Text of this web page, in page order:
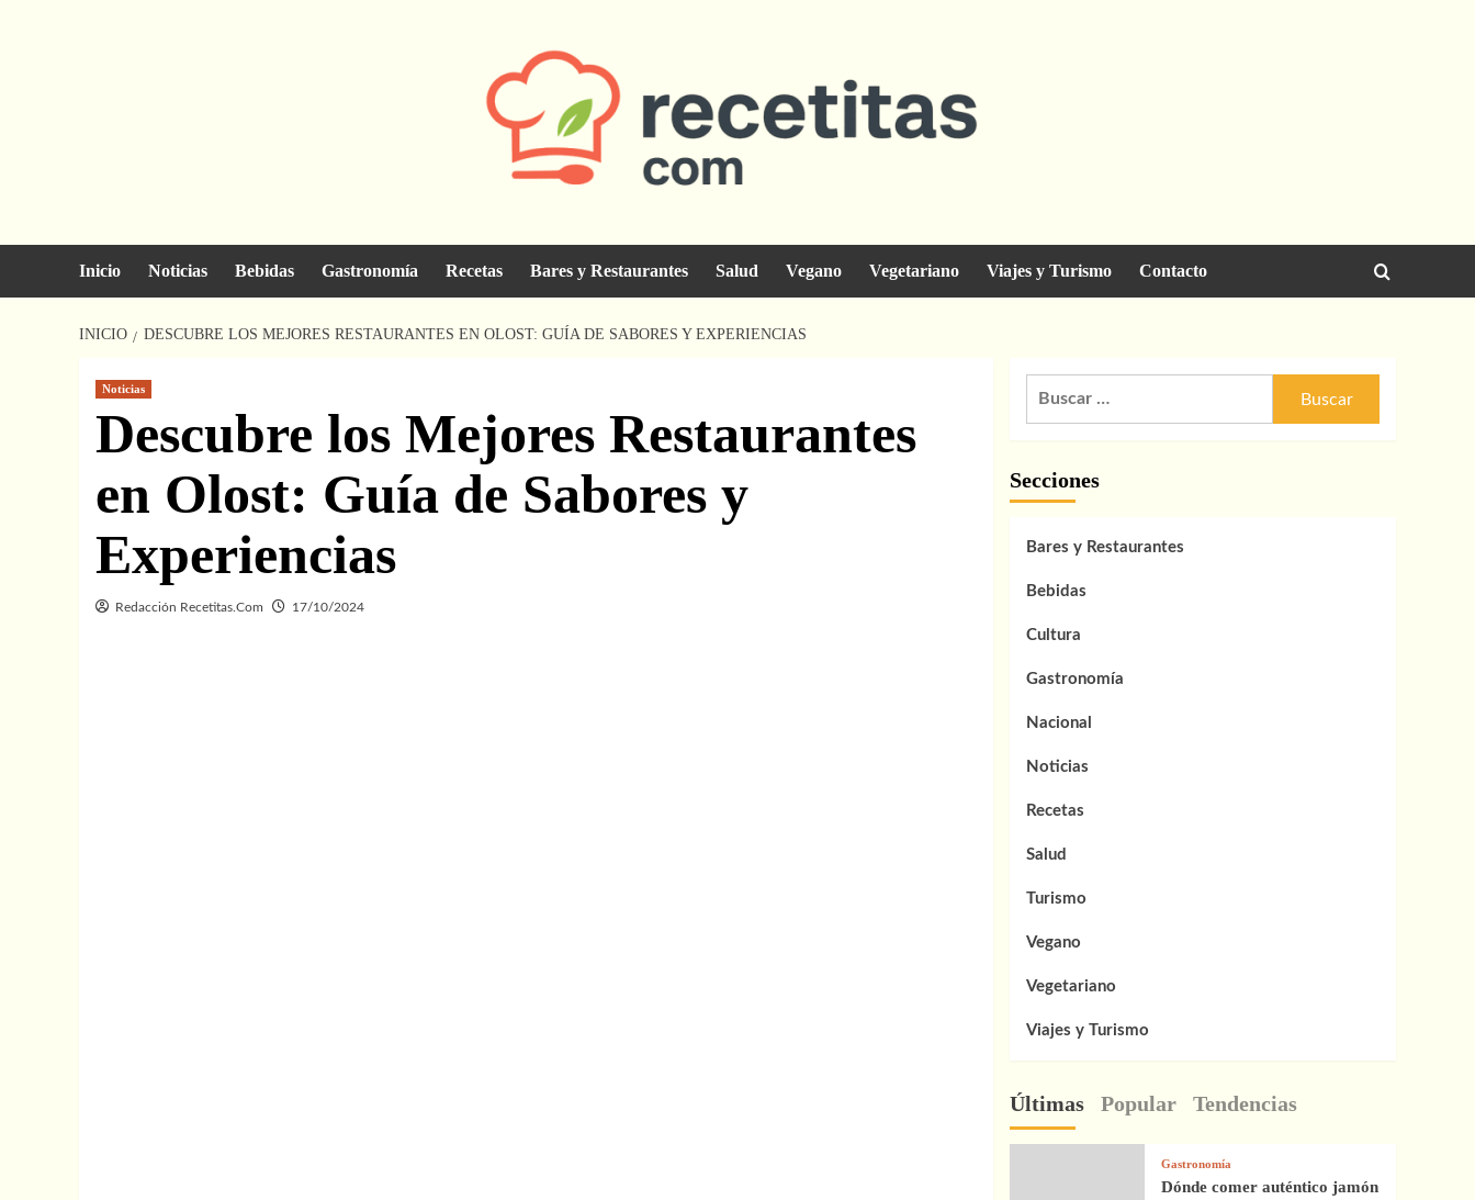
Inicio Noticias Bebidas Gastronomía Recetas Bares y Restaurantes Salud Vegano Vegetariano Viajes y Turismo Contacto
INICIO DESCUBRE LOS MEJORES RESTAURANTES EN OLOST: GUÍA DE SABORES Y EXPERIENCIAS
Noticias
Descubre los Mejores Restaurantes
en Olost: Guía de Sabores y
Experiencias
Redacción Recetitas.Com 17/10/2024
Secciones
Bares y Restaurantes
Bebidas
Cultura
Gastronomía
Nacional
Noticias
Recetas
Salud
Turismo
Vegano
Vegetariano
Viajes y Turismo
Últimas Popular Tendencias
Gastronomía
Dónde comer auténtico jamón